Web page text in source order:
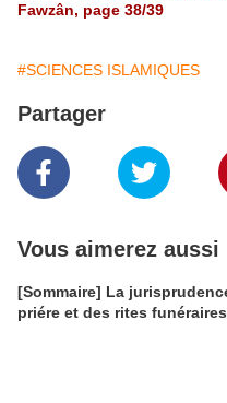
Fawzân, page 38/39
#SCIENCES ISLAMIQUES
Partager
Vous aimerez aussi
[Sommaire] La
priére et des rites funéraires